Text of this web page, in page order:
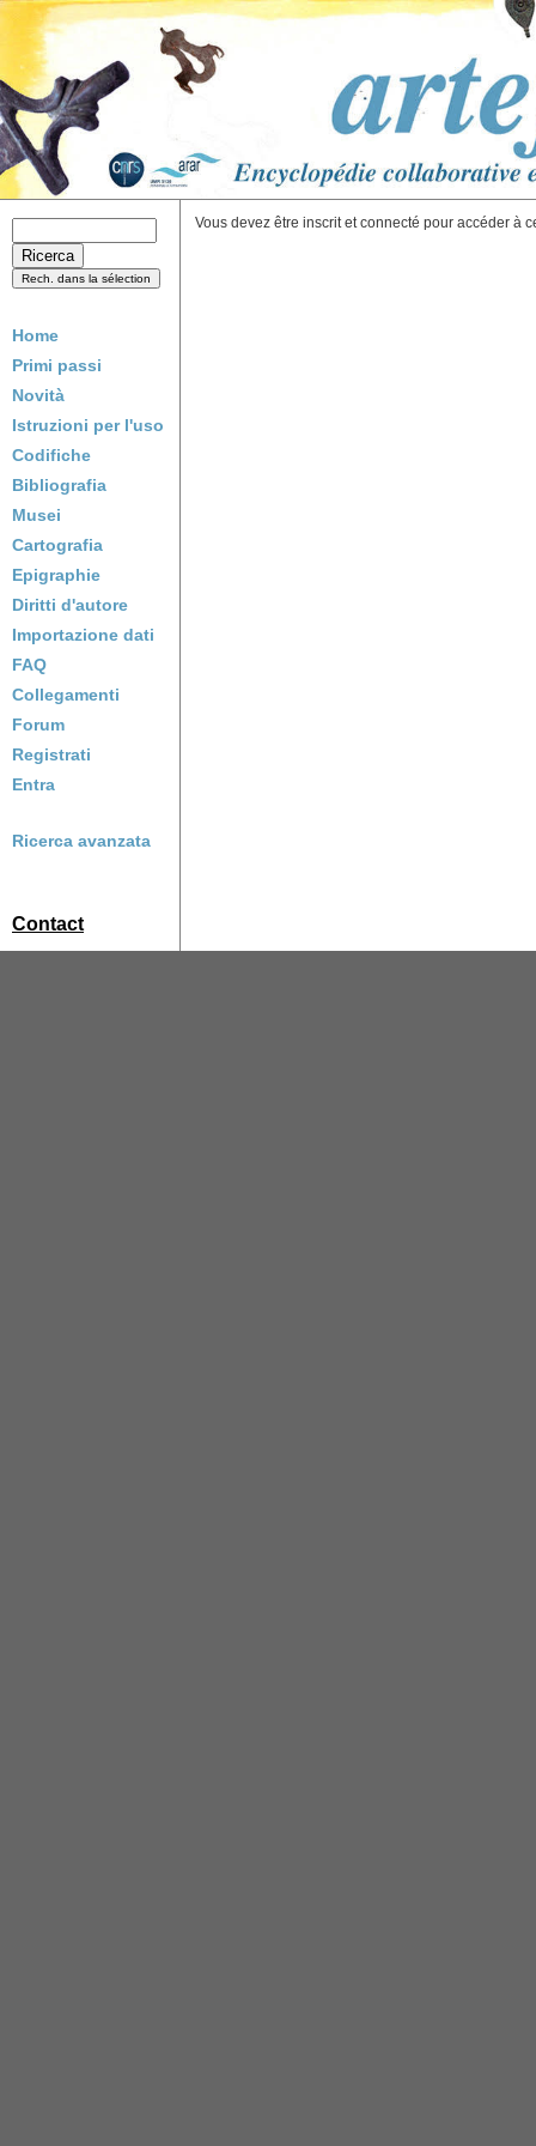
Home
Primi passi
Novità
Istruzioni per l'uso
Codifiche
Bibliografia
Musei
Cartografia
Epigraphie
Diritti d'autore
Importazione dati
FAQ
Collegamenti
Forum
Registrati
Entra
Ricerca avanzata
Contact
Vous devez être inscrit et connecté pour accéder à